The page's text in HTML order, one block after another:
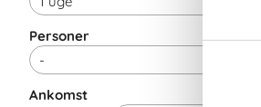
Ankomst
Personer